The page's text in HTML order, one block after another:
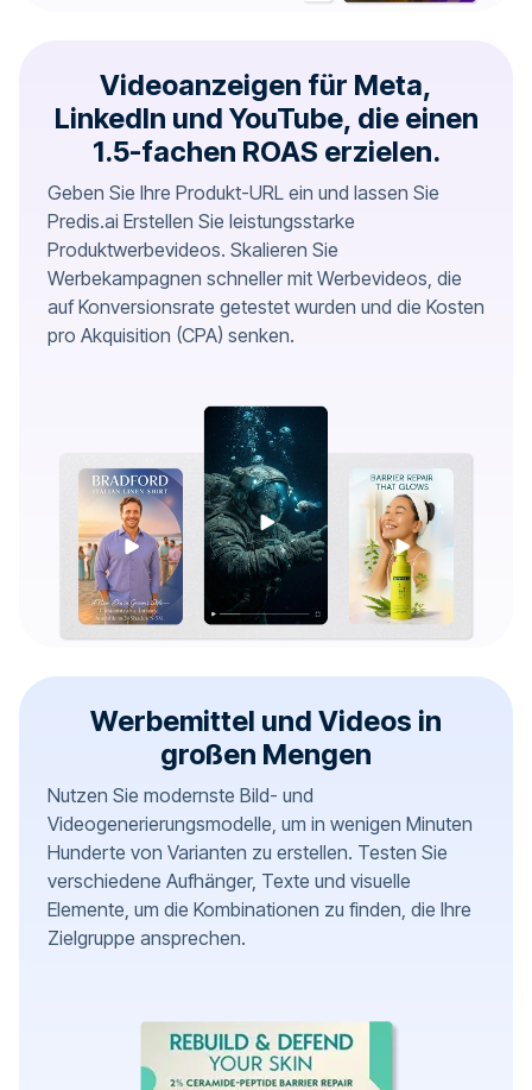
Videoanzeigen für Meta,
LinkedIn und YouTube, die einen
1.5-fachen ROAS erzielen.
Geben Sie Ihre Produkt-URL ein und lassen Sie
Predis.ai Erstellen Sie leistungsstarke
Produktwerbevideos. Skalieren Sie
Werbekampagnen schneller mit Werbevideos, die
auf Konversionsrate getestet wurden und die Kosten
pro Akquisition (CPA) senken.
Werbemittel und Videos in
großen Mengen
Nutzen Sie modernste Bild- und
Videogenerierungsmodelle, um in wenigen Minuten
Hunderte von Varianten zu erstellen. Testen Sie
verschiedene Aufhänger, Texte und visuelle
Elemente, um die Kombinationen zu finden, die Ihre
Zielgruppe ansprechen.